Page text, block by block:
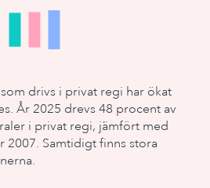
drivs i privat regi har ökat
År 2025 drevs 48 procent av
i privat regi, jämfört med
2007. Samtidigt finns stora